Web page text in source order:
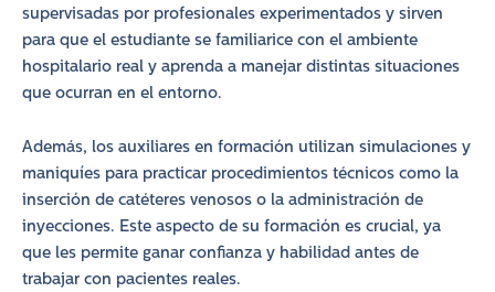
supervisadas por profesionales experimentados y sirven
para que el estudiante se familiarice con el ambiente
hospitalario real y aprenda a manejar distintas situaciones
que ocurran en el entorno.
Además, los auxiliares en formación utilizan simulaciones y
maniquíes para practicar procedimientos técnicos como la
inserción de catéteres venosos o la administración de
inyecciones. Este aspecto de su formación es crucial, ya
que les permite ganar confianza y habilidad antes de
trabajar con pacientes reales.